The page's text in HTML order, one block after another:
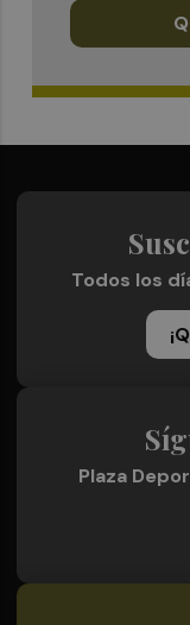
Todos los
Plaza